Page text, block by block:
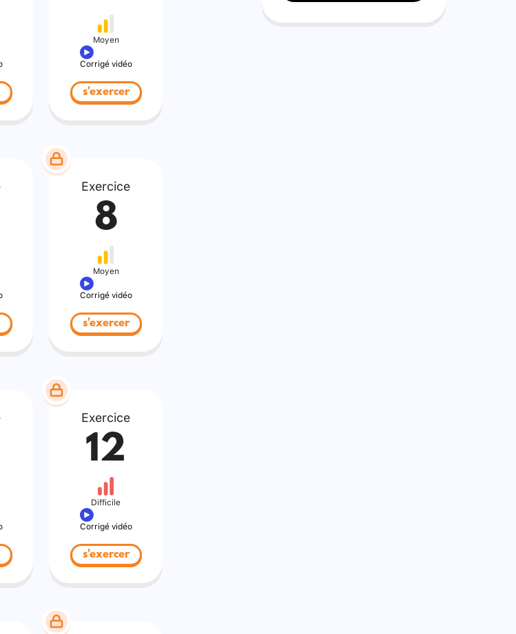
Moyen
Corrigé vidéo
s'exercer
Exercice
8
Moyen
Corrigé vidéo
s'exercer
Exercice
12
Difficile
Corrigé vidéo
s'exercer